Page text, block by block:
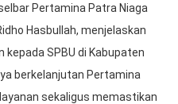
Pertamina Patra Niaga
Hasbullah, menjelaskan
kepada SPBU di Kabupaten
berkelanjutan Pertamina
sekaligus memastikan